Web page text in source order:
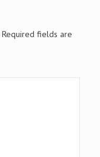
Required fields are